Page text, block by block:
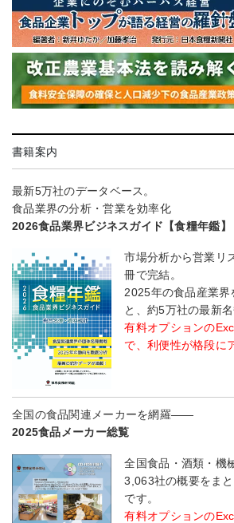
書籍案内
最新5万社のデータベース。
食品業界の分析・営業を効率化
2026食品業界ビジネスガイド【食糧年鑑】
市場分析から営業リ
冊で完結。
2025年の食品産業界
と、約5万社の最新名
有料オプションの
で、利便性が格段に
全国の食品関連メーカーを網羅――
2025食品メーカー総覧
全国食品・酒類・機
3,063社の概要をま
です。
有料オプションの